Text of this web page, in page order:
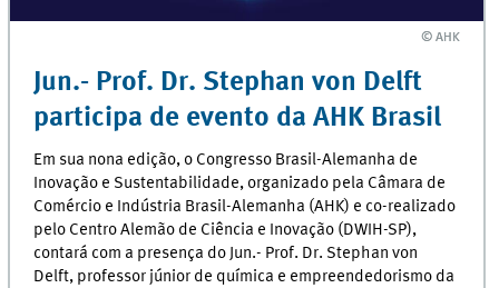
© AHK
© AHK
Jun.- Prof. Dr. Stephan von Delft
participa de evento da AHK Brasil
Em sua nona edição, o Congresso Brasil-Alemanha de
Inovação e Sustentabilidade, organizado pela Câmara de
Comércio e Indústria Brasil-Alemanha (AHK) e co-realizado
pelo Centro Alemão de Ciência e Inovação (DWIH-SP),
contará com a presença do Jun.- Prof. Dr. Stephan von
Delft, professor júnior de química e empreendedorismo da